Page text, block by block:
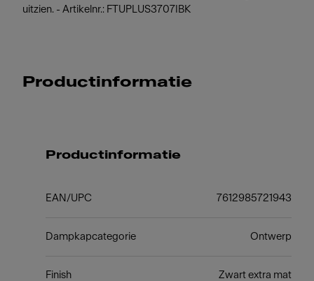
uitzien. - Artikelnr.: FTUPLUS3707IBK
Productinformatie
Productinformatie
EAN/UPC 7612985721943
Dampkapcategorie Ontwerp
Finish Zwart extra mat